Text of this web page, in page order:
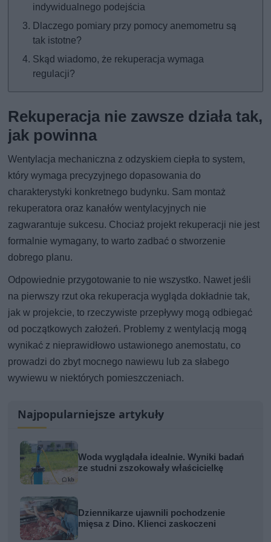
indywidualnego podejścia
Dlaczego pomiary przy pomocy anemometru są
tak istotne?
Skąd wiadomo, że rekuperacja wymaga
regulacji?
Rekuperacja nie zawsze działa tak,
jak powinna
Wentylacja mechaniczna z odzyskiem ciepła to system,
który wymaga precyzyjnego dopasowania do
charakterystyki konkretnego budynku. Sam montaż
rekuperatora oraz kanałów wentylacyjnych nie
zagwarantuje sukcesu. Chociaż projekt rekuperacji nie jest
formalnie wymagany, to warto zadbać o stworzenie
dobrego planu.
Odpowiednie przygotowanie to nie wszystko. Nawet jeśli
na pierwszy rzut oka rekuperacja wygląda dokładnie tak,
jak w projekcie, to rzeczywiste przepływy mogą odbiegać
od początkowych założeń. Problemy z wentylacją mogą
wynikać z nieprawidłowo ustawionego anemostatu, co
prowadzi do zbyt mocnego nawiewu lub za słabego
wywiewu w niektórych pomieszczeniach.
Najpopularniejsze artykuły
Woda wyglądała idealnie. Wyniki badań
ze studni zszokowały właścicielkę
Dziennikarze ujawnili pochodzenie
mięsa z Dino. Klienci zaskoczeni